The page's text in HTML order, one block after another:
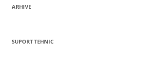
ARHIVE
SUPORT TEHNIC